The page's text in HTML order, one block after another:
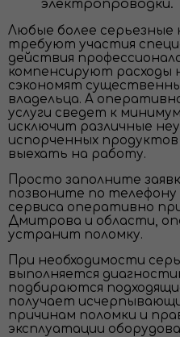
электропроводки.
Любые более серьезные
требуют участия
действия
компенсируют расходы
сэкономят
владельца. А
услуги сведет к
исключит различные
испорченных
выехать на работу.
Просто заполните
позвоните по телефону
сервиса оперативно
Дмитрова и области,
устранит поломку.
При необходимости
выполняется
подбираются
получает
причинам поломки и
эксплуатации